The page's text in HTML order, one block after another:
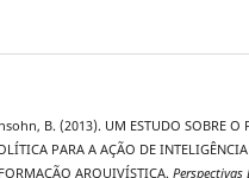
B. (2013). UM ESTUDO SOBRE O
PARA A AÇÃO DE
ARQUIVÍSTICA. Perspectivas